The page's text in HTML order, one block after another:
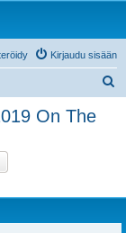
Kirjaudu sisään
On The